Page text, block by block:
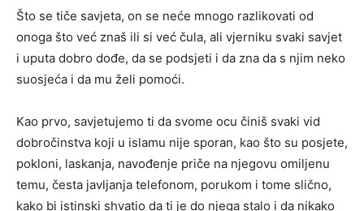
Što se tiče savjeta, on se neće mnogo razlikovati od
onoga što već znaš ili si već čula, ali vjerniku svaki savjet
i uputa dobro dođe, da se podsjeti i da zna da s njim neko
suosjeća i da mu želi pomoći.
Kao prvo, savjetujemo ti da svome ocu činiš svaki vid
dobročinstva koji u islamu nije sporan, kao što su posjete,
pokloni, laskanja, navođenje priče na njegovu omiljenu
temu, česta javljanja telefonom, porukom i tome slično,
kako bi istinski shvatio da ti je do njega stalo i da nikako